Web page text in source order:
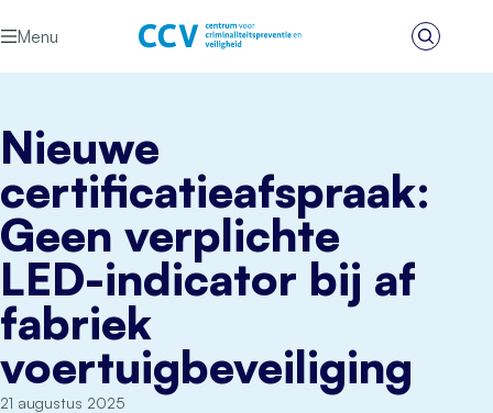
Menu
Zoeken
Nieuwe
certificatieafspraak:
Geen verplichte
LED-indicator bij af
fabriek
voertuigbeveiliging
21 augustus 2025